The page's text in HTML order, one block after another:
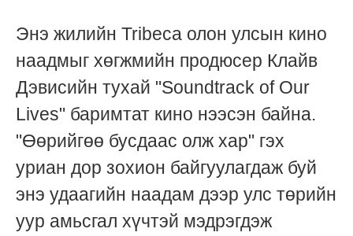
Энэ жилийн Tribeca олон улсын кино
наадмыг хөгжмийн продюсер Клайв
Дэвисийн тухай "Soundtrack of Our
Lives" баримтат кино нээсэн байна.
"Өөрийгөө бусдаас олж хар" гэх
уриан дор зохион байгуулагдаж буй
энэ удаагийн наадам дээр улс төрийн
уур амьсгал хүчтэй мэдрэгдэж